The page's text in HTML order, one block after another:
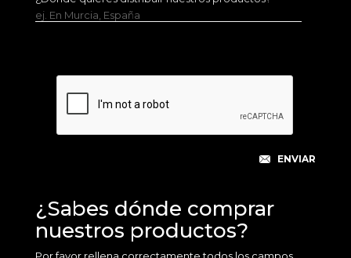
ej. En Murcia, España
¿Sabes dónde comprar
nuestros productos?